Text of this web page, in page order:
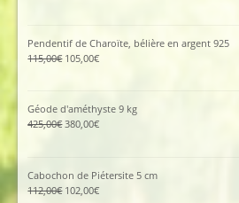
96,00€. 86,00€.
Pendentif de Charoïte, bélière en argent 925
115,00€ Le
était :
115,00€.
105,00€Le
105,00€.
Géode d'améthyste 9 kg
425,00€ Le
425,00€.
380,00€Le
est :
380,00€.
Cabochon de Piétersite 5 cm
112,00€ Le
102,00€Le